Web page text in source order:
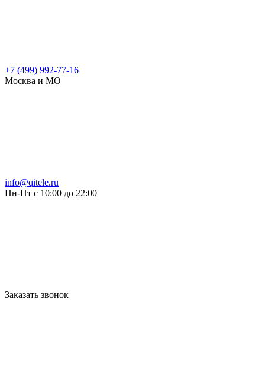
+7 (499) 992-77-16
Москва и МО
info@qitele.ru
Пн-Пт с 10:00 до 22:00
Заказать звонок